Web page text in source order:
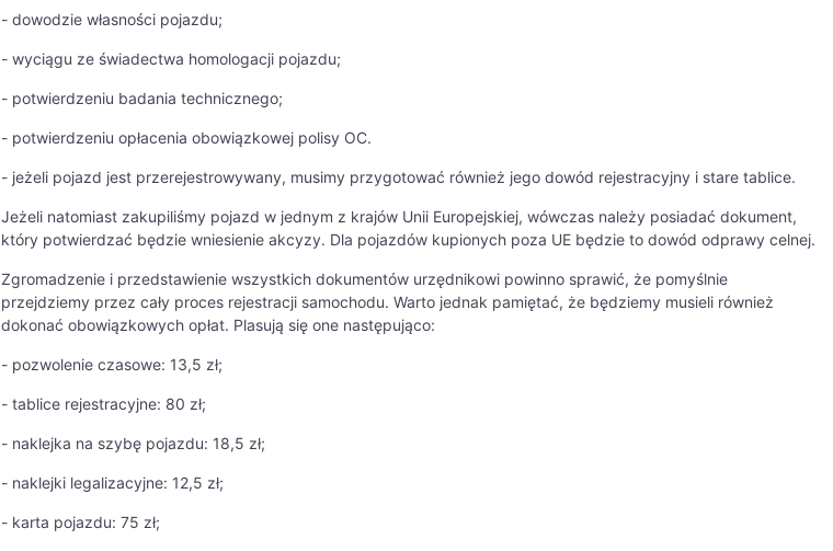
- dowodzie własności pojazdu;
- wyciągu ze świadectwa homologacji pojazdu;
- potwierdzeniu badania technicznego;
- potwierdzeniu opłacenia obowiązkowej polisy OC.
- jeżeli pojazd jest przerejestrowywany, musimy przygotować również jego dowód rejestracyjny i stare tablice.
Jeżeli natomiast zakupiliśmy pojazd w jednym z krajów Unii Europejskiej, wówczas należy posiadać dokument,
który potwierdzać będzie wniesienie akcyzy. Dla pojazdów kupionych poza UE będzie to dowód odprawy celnej.
Zgromadzenie i przedstawienie wszystkich dokumentów urzędnikowi powinno sprawić, że pomyślnie
przejdziemy przez cały proces rejestracji samochodu. Warto jednak pamiętać, że będziemy musieli również
dokonać obowiązkowych opłat. Plasują się one następująco:
- pozwolenie czasowe: 13,5 zł;
- tablice rejestracyjne: 80 zł;
- naklejka na szybę pojazdu: 18,5 zł;
- naklejki legalizacyjne: 12,5 zł;
- karta pojazdu: 75 zł;